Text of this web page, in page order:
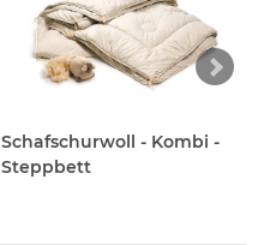
Schafschurwoll - Kombi -
Steppbett